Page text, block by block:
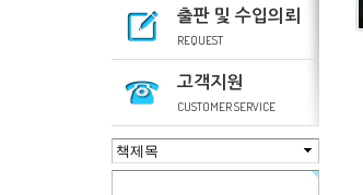
출판 및 수입의뢰
REQUEST
고객지원
CUSTOMER SERVICE